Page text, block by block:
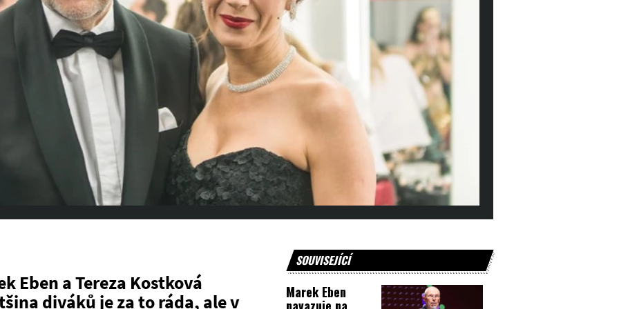
Eben a Tereza Kostková
diváků je za to ráda, ale v
SOUVISEJÍCÍ
Marek Eben
navazuje na